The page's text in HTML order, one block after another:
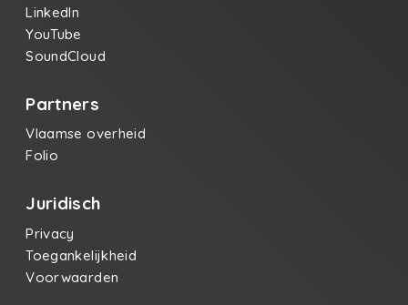
LinkedIn
YouTube
SoundCloud
Partners
Vlaamse overheid
Folio
Juridisch
Privacy
Toegankelijkheid
Voorwaarden